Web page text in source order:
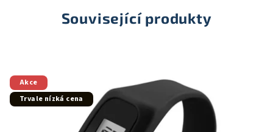
Související produkty
Akce
Trvale nízká cena